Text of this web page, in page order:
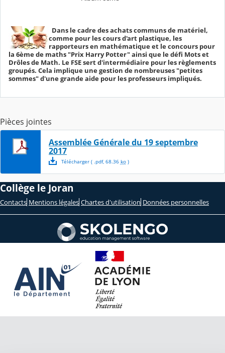
Dans le cadre des achats communs de matériel,
comme pour les cours d'art plastique, les
rapporteurs en mathématique et le concours pour
la 6ème de maths "Prix Harry Potter" ainsi que le défi Mots et
Drôles de Math. Le FSE sert d'intermédiaire pour les règlements
groupés. Cela implique une gestion de nombreuses "petites
sommes" d'une grande aide pour les professeurs impliqués.
Pièces jointes
Assemblée Générale du 19 septembre
2017
Télécharger( .pdf, 68.36 ko)
Collège le Joran
Contacts Mentions légales Chartes d'utilisation Données personnelles